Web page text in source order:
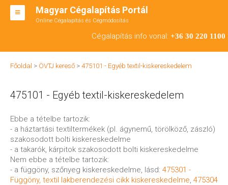
Magyar Cégalapítás Portál
Online Cégalapítás és Cégmódosítás
Cégalapítás info vonal: +36 30 220 1100
BT ALAPÍTÁS
CÉGMÓDOSÍTÁS
ÁTALAKULÁS
TEÁOR SZÁMOK '08
ENGEDÉLYKÖTELES
KAPCSOLAT
Főoldal > ÖVTJ kereső > 475101 - Egyéb textil-kiskereskedelem
475101 - Egyéb textil-kiskereskedelem
Ebbe a tételbe tartozik:
- a háztartási textiltermékek (pl. ágynemű, törölköző, zászló)
szakosodott bolti kiskereskedelme
- a takarók, kárpitok szakosodott bolti kiskereskedelme
Nem ebbe a tételbe tartozik:
- a függöny, szőnyeg kiskereskedelme, lásd: 475301 -
Függöny, textil lakberendezési cikk kiskereskedelme, 475304